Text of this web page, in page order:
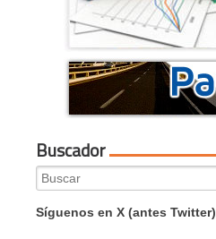
Buscador
Search
for:
Síguenos en X (antes Twitter)